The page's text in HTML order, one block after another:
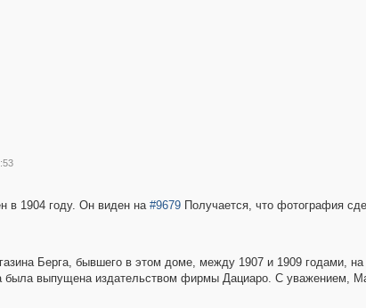
в 1904 году. Он виден на #9679Получается, что фотография
Берга, бывшего в этом доме, между 1907 и 1909 годами,
была выпущена издательством фирмы Дациаро. С уважением,